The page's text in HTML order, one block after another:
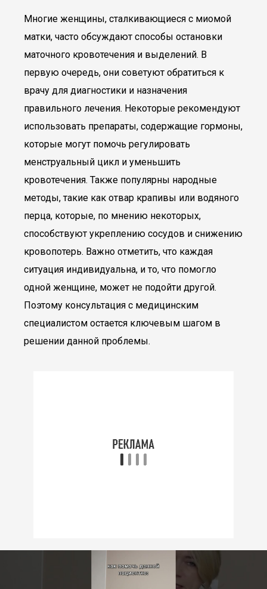
Многие женщины, сталкивающиеся с миомой
матки, часто обсуждают способы остановки
маточного кровотечения и выделений. В
первую очередь, они советуют обратиться к
врачу для диагностики и назначения
правильного лечения. Некоторые рекомендуют
использовать препараты, содержащие гормоны,
которые могут помочь регулировать
менструальный цикл и уменьшить
кровотечения. Также популярны народные
методы, такие как отвар крапивы или водяного
перца, которые, по мнению некоторых,
способствуют укреплению сосудов и снижению
кровопотерь. Важно отметить, что каждая
ситуация индивидуальна, и то, что помогло
одной женщине, может не подойти другой.
Поэтому консультация с медицинским
специалистом остается ключевым шагом в
решении данной проблемы.